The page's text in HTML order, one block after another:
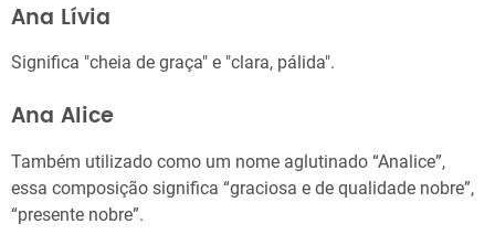
Ana Lívia
Significa "cheia de graça" e "clara, pálida".
Ana Alice
Também utilizado como um nome aglutinado “Analice”,
essa composição significa “graciosa e de qualidade nobre”,
“presente nobre”.